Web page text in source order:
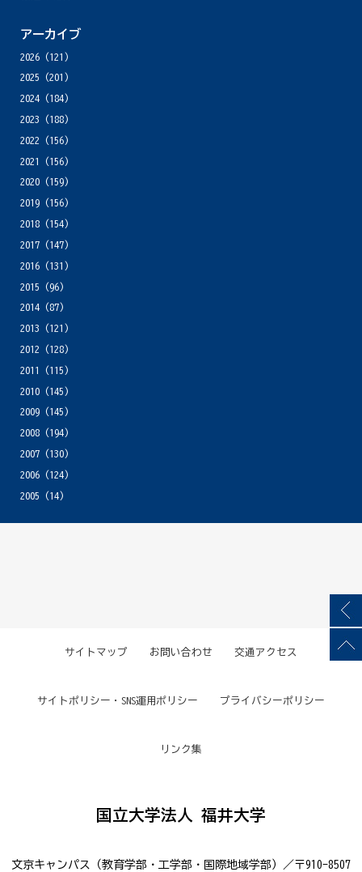
アーカイブ
2026(121)
2025 (201)
2024(184)
2023 (188)
2022 (156)
2021
(156)
2020(159)
2019(156)
2018(154)
2017(147)
2016(131)
2015 (96)
2014(87)
2013 (121)
2012 (128)
2011
(115)
2010(145)
2009(145)
2008(194)
2007(130)
2006(124)
2005 (14)
サイトマップ お問い合わせ 交通アクセス
サイトポリシー・SNS運用ポリシー プライバシーポリシー
リンク集
国立大学法人 福井大学
文京キャンパス（教育学部・工学部・国際地域学部）／〒910-8507